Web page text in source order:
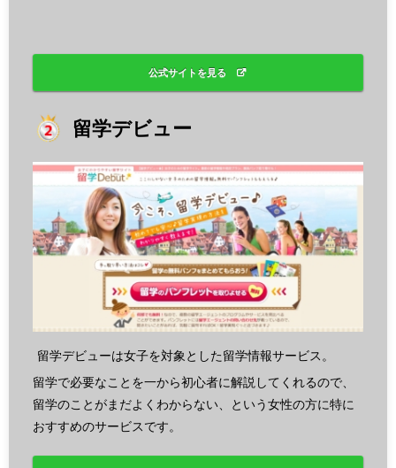
公式サイトを見る
留学デビュー
留学デビューは女子を対象とした留学情報サービス。
留学で必要なことを一から初心者に解説してくれるので、
留学のことがまだよくわからない、という女性の方に特に
おすすめのサービスです。